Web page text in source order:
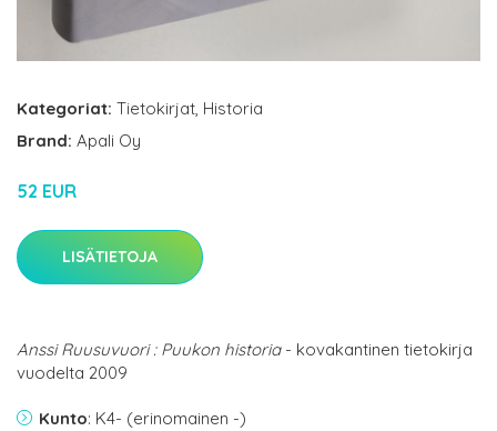
Kategoriat: Tietokirjat, Historia
Brand: Apali Oy
52 EUR
LISÄTIETOJA
Anssi Ruusuvuori : Puukon historia- kovakantinen tietokirja
vuodelta 2009
Kunto: K4- (erinomainen -)